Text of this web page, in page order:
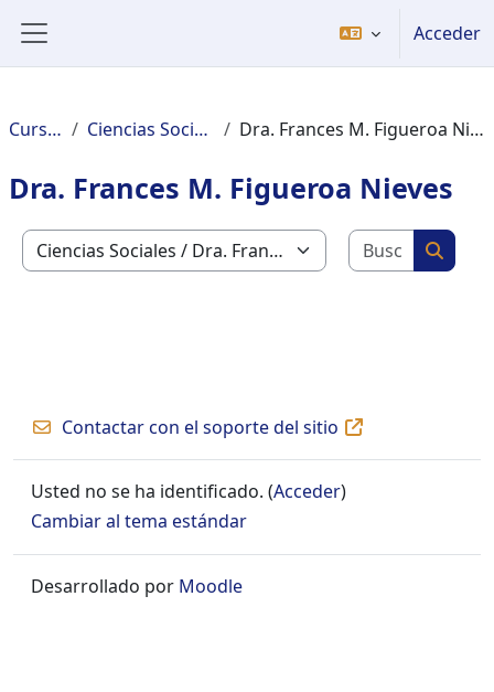
Acceder
Cursos Ciencias Sociales Dra. Frances M. Figueroa Nieves
Dra. Frances M. Figueroa Nieves
Categorías
Buscar
Contactar con el soporte del sitio
Usted no se ha identificado. (Acceder)
Cambiar al tema estándar
Desarrollado por Moodle